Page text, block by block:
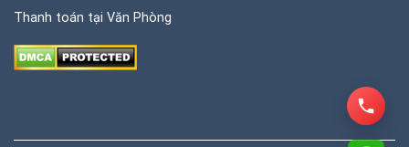
Thanh toán tại Văn Phòng